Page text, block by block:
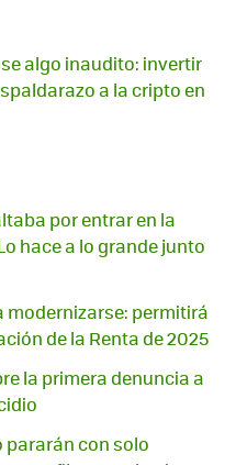
algo inaudito: invertir
a la cripto en
por entrar en la
hace a lo grande junto
modernizarse: permitirá
de la Renta de 2025
la primera denuncia a
pararán con solo